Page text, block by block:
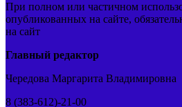
При полном или частичном
опубликованных на сайте,
на сайт
Главный редактор
Чередова Маргарита Владимировна
8 (383-612)-21-00